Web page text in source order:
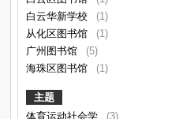
白云华新学校
(1)
从化区图书馆
(1)
广州图书馆
(5)
海珠区图书馆
(1)
主题
体育运动社会学
(3)